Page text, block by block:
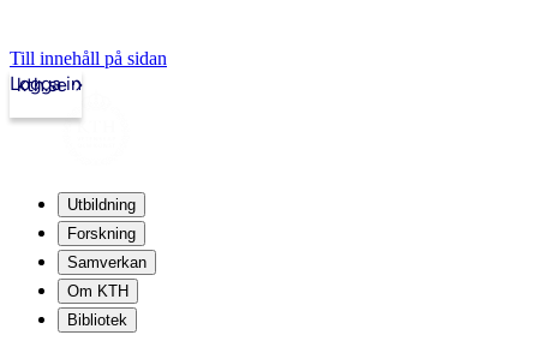
Till innehåll på sidan
kth.se
Logga in
Utbildning
Forskning
Samverkan
Om KTH
Bibliotek